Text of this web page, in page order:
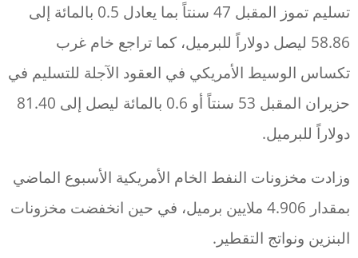
تسليم تموز المقبل 47 سنتاً بما يعادل 0.5 بالمائة إلى
58.86 ليصل دولاراً للبرميل، كما تراجع خام غرب
تكساس الوسيط الأمريكي في العقود الآجلة للتسليم في
حزيران المقبل 53 سنتاً أو 0.6 بالمائة ليصل إلى 81.40
دولاراً للبرميل.
وزادت مخزونات النفط الخام الأمريكية الأسبوع الماضي
بمقدار 4.906 ملايين برميل، في حين انخفضت مخزونات
البنزين ونواتج التقطير.